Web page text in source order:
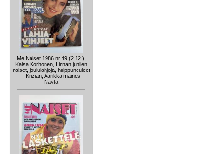
Me Naiset 1986 nr 49 (2.12.),
Kaisa Korhonen, Linnan juhlien
naiset, joululahjoja, huippuneuleet
- Krizian, Aarikka mainos
Näytä